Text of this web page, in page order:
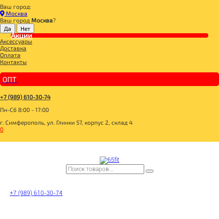
Ваш город:
Москва
Ваш город Москва?
Акции
Аксессуары
Доставка
Оплата
Контакты
ОПТ
+7 (989) 610-30-74
Пн-Сб 8:00 - 17:00
г. Симферополь, ул. Глинки 57, корпус 2, склад 4
0
+7 (989) 610-30-74
Главная
ДЛЯ ЗДОРОВОГО ПИТАНИЯ
БАКАЛЕЯ
СОЛЬ
ВОЛШЕБНОЕ ДЕРЕВО™ Морская соль Сванская 250г